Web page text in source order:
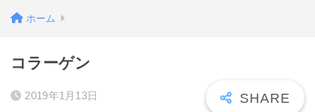
ホーム
コラーゲン
2019年1月13日